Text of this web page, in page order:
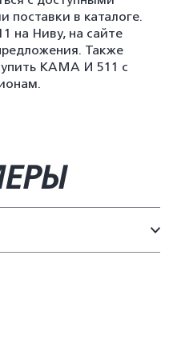
поставки в каталоге.
на Ниву, на сайте
Также
КАМА И 511 с